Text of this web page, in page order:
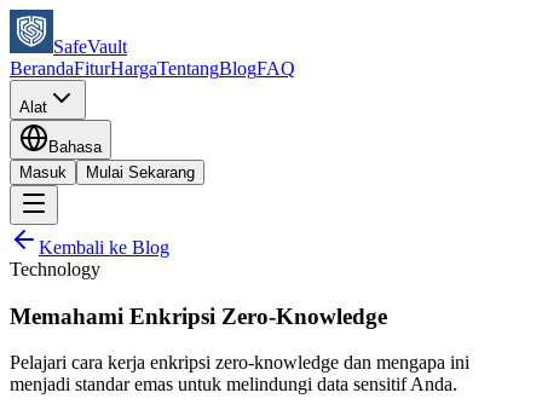
SafeVault
BerandaFiturHargaTentangBlogFAQ
Alat
Bahasa
Masuk
Mulai Sekarang
Kembali ke Blog
Technology
Memahami Enkripsi Zero-Knowledge
Pelajari cara kerja enkripsi zero-knowledge dan mengapa ini
menjadi standar emas untuk melindungi data sensitif Anda.